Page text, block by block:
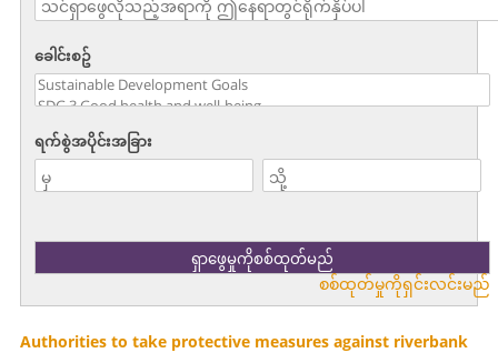
ခေါင်းစဥ်
ရက်စွဲအပိုင်းအခြား
စစ်ထုတ်မှုကိုရှင်းလင်းမည်
Authorities to take protective measures against riverbank